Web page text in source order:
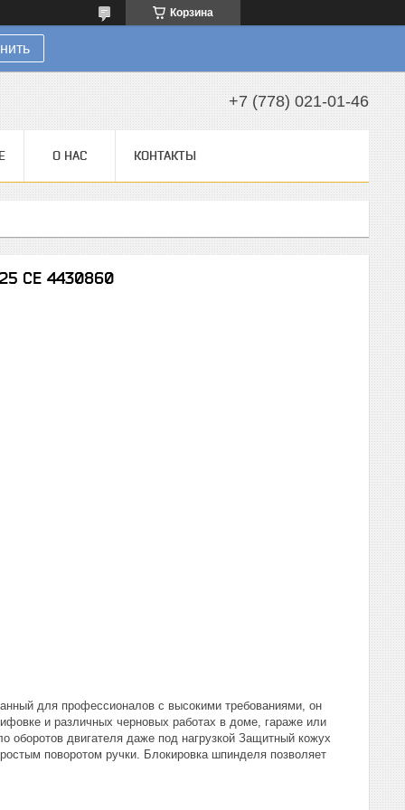
Корзина
+7 (778) 021-01-46
О НАС КОНТАКТЫ
CE 4430860
для профессионалов с высокими требованиями, он
и различных черновых работах в доме, гараже или
оборотов двигателя даже под нагрузкой Защитный кожух
поворотом ручки. Блокировка шпинделя позволяет